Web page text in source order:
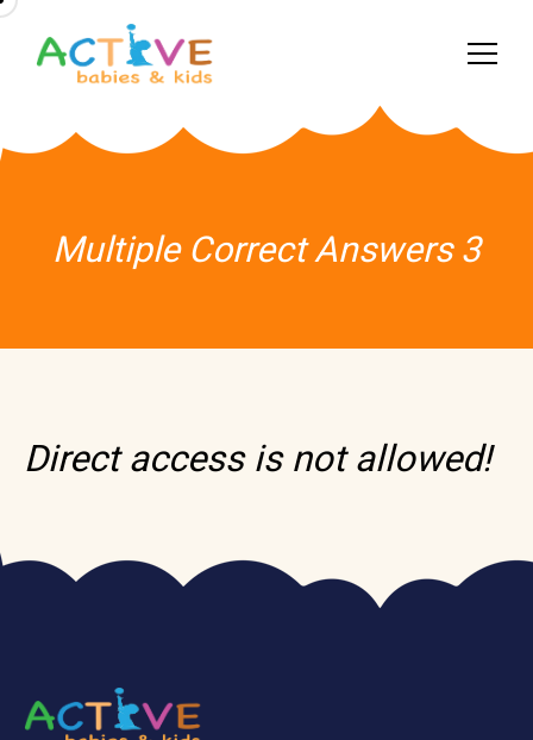
Multiple Correct Answers 3
Direct access is not allowed!